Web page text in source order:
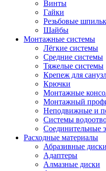
Винты
Гайки
Резьбовые
Шайбы
Монтажные системы
Лёгкие системы
Средние системы
Тяжелые системы
Крепеж для
Крючки
Монтажные
Монтажный
Неподвижные и
Системы
Соединительные
Расходные материалы
Абразивные диски
Адаптеры
Алмазные диски